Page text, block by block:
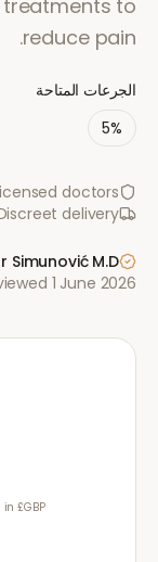
treatments to
reduce pain.
الجرعات المتاحة
5%
doctors
delivery
Simunović M.D.
1 June 2026
£GBP.